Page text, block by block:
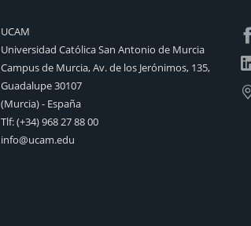
UCAM
Universidad Católica San Antonio de Murcia
Campus de Murcia, Av. de los Jerónimos, 135,
Guadalupe 30107
(Murcia) - España
Tlf:(+34) 968 27 88 00
info@ucam.edu